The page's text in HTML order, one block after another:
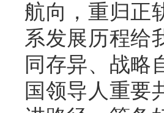
航向，重归正
系发展历程给
同存异、战略
国领导人重要